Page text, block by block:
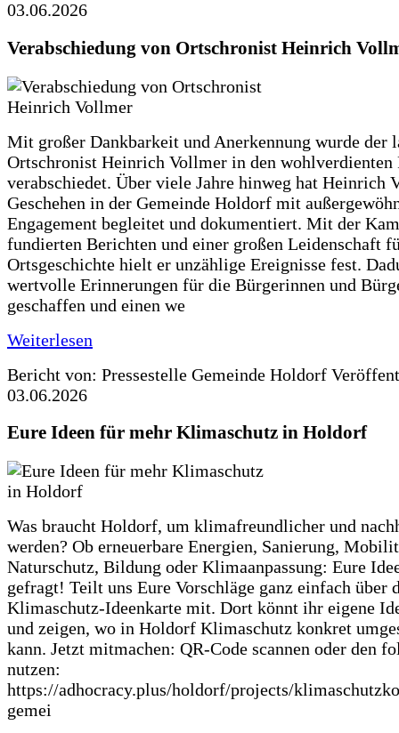
03.06.2026
Verabschiedung von Ortschronist Heinrich
Mit großer Dankbarkeit und Anerkennung wurde der
Ortschronist Heinrich Vollmer in den wohlverdienten
verabschiedet. Über viele Jahre hinweg hat Heinrich
Geschehen in der Gemeinde Holdorf mit
Engagement begleitet und dokumentiert. Mit der
fundierten Berichten und einer großen Leidenschaft
Ortsgeschichte hielt er unzählige Ereignisse fest.
wertvolle Erinnerungen für die Bürgerinnen und
geschaffen und einen we
Weiterlesen
Bericht von: Pressestelle Gemeinde Holdorf
03.06.2026
Eure Ideen für mehr Klimaschutz in Holdorf
Was braucht Holdorf, um klimafreundlicher und
werden? Ob erneuerbare Energien, Sanierung,
Naturschutz, Bildung oder Klimaanpassung: Eure
gefragt! Teilt uns Eure Vorschläge ganz einfach über
Klimaschutz-Ideenkarte mit. Dort könnt ihr eigene
und zeigen, wo in Holdorf Klimaschutz konkret
kann. Jetzt mitmachen: QR-Code scannen oder den
nutzen:
https://adhocracy.plus/holdorf/projects/
gemei